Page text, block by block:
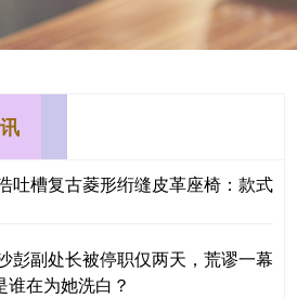
吐槽复古菱形绗缝皮革座椅：款式
彭副处长被停职仅两天，荒谬一幕
谁在为她洗白？